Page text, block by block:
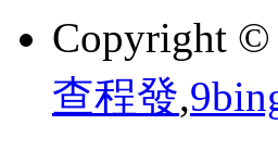
Copyright ©
查程發,